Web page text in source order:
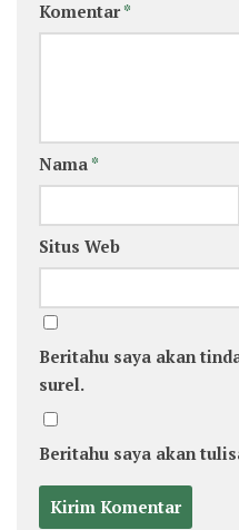
Komentar*
Nama *
Situs Web
Beritahu saya akan
surel.
Beritahu saya akan